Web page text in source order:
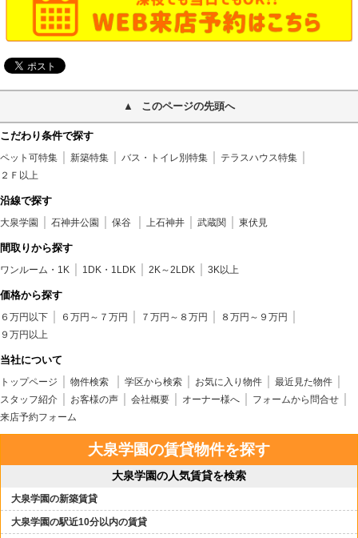
このページの先頭へ
こだわり条件で探す
ペット可特集 新築特集 バス・トイレ別特集
テラスハウス特集
２Ｆ以上
沿線で探す
大泉学園 石神井公園 保谷 上石神井 武蔵関 東伏見
間取りから探す
ワンルーム・1K 1DK・1LDK 2K～2LDK 3K以上
価格から探す
６万円以下 ６万円～７万円 ７万円～８万円
８万円～９万円
９万円以上
当社について
トップページ 物件検索 学区から検索 お気に入り物件
最近見た物件
スタッフ紹介
お客様の声 会社概要 オーナー様へ
フォームから問合せ
来店予約フォーム
大泉学園の賃貸物件を探す
大泉学園の人気賃貸を検索
大泉学園の新築賃貸
大泉学園の駅近10分以内の賃貸